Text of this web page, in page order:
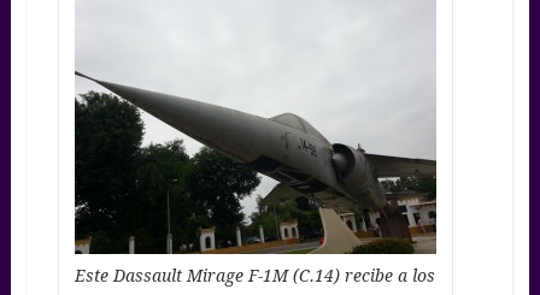
Este Dassault Mirage F-1M (C.14) recibe a los